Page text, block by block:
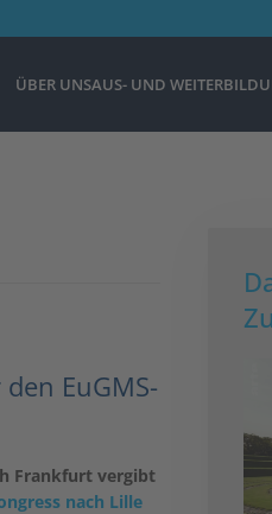
ÜBER UNSAUS- UND
EuGMS-
Frankfurt vergibt
nach Lille